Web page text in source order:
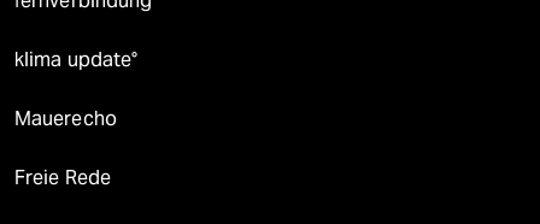
klima update°
Mauerecho
Freie Rede